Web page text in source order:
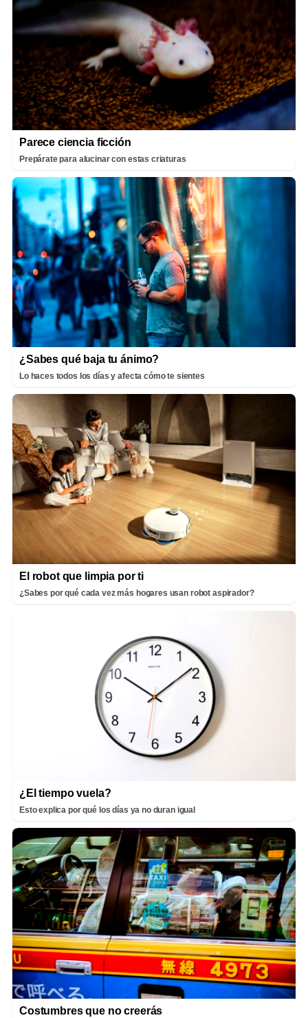
Parece ciencia ficción
Prepárate para alucinar con estas criaturas
¿Sabes qué baja tu ánimo?
Lo haces todos los días y afecta cómo te sientes
El robot que limpia por ti
¿Sabes por qué cada vez más hogares usan robot aspirador?
¿El tiempo vuela?
Esto explica por qué los días ya no duran igual
Costumbres que no creerás